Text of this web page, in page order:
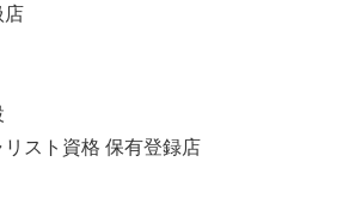
店
スト資格 保有登録店